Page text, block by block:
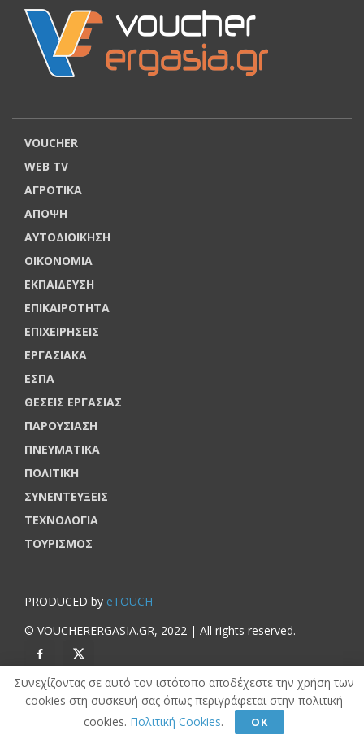
VOUCHER
WEB TV
ΑΓΡΟΤΙΚΑ
ΑΠΟΨΗ
ΑΥΤΟΔΙΟΙΚΗΣΗ
ΟΙΚΟΝΟΜΙΑ
ΕΚΠΑΙΔΕΥΣΗ
ΕΠΙΚΑΙΡΟΤΗΤΑ
ΕΠΙΧΕΙΡΗΣΕΙΣ
ΕΡΓΑΣΙΑΚΑ
ΕΣΠΑ
ΘΕΣΕΙΣ ΕΡΓΑΣΙΑΣ
ΠΑΡΟΥΣΙΑΣΗ
ΠΝΕΥΜΑΤΙΚΑ
ΠΟΛΙΤΙΚΗ
ΣΥΝΕΝΤΕΥΞΕΙΣ
ΤΕΧΝΟΛΟΓΙΑ
ΤΟΥΡΙΣΜΟΣ
PRODUCED by eTOUCH
© VOUCHERERGASIA.GR, 2022 | All rights reserved.
Συνεχίζοντας σε αυτό τον ιστότοπο αποδέχεστε την χρήση των
cookies στη συσκευή σας όπως περιγράφεται στην πολιτική
cookies. Πολιτική Cookies. ΟΚ